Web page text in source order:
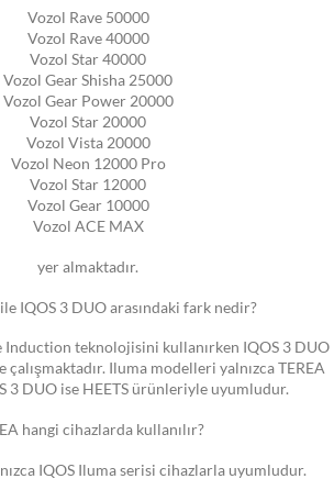
Vozol Rave 50000
Vozol Rave 40000
Vozol Star 40000
Vozol Gear Shisha 25000
Vozol Gear Power 20000
Vozol Star 20000
Vozol Vista 20000
Vozol Neon 12000 Pro
Vozol Star 12000
Vozol Gear 10000
Vozol ACE MAX
yer almaktadır.
IQOS 3 DUO arasındaki fark nedir?
Induction teknolojisini kullanırken IQOS 3 DUO
çalışmaktadır. Iluma modelleri yalnızca TEREA
3 DUO ise HEETS ürünleriyle uyumludur.
hangi cihazlarda kullanılır?
IQOS Iluma serisi cihazlarla uyumludur.